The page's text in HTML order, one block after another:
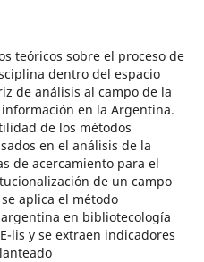
teóricos sobre el proceso de
dentro del espacio
de análisis al campo de la
en la Argentina.
de los métodos
en el análisis de la
de acercamiento para el
de un campo
aplica el método
en bibliotecología
lis y se extraen indicadores